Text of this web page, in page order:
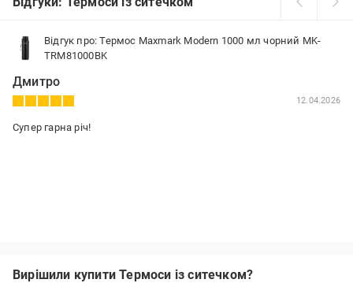
Відгук про: Термос Maxmark Modern 1000 мл чорний MK-
TRM81000BK
Дмитро
12.04.2026
Супер гарна річ!
Вирішили купити Термоси із ситечком?